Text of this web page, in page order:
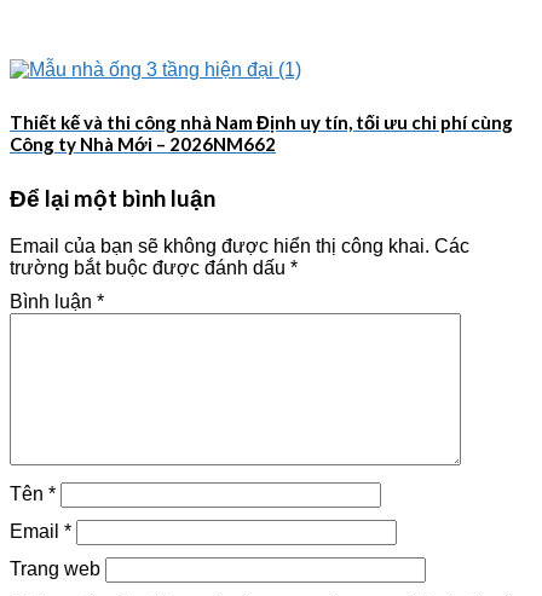
Thiết kế và thi công nhà Nam Định uy tín, tối ưu chi phí cùng
Công ty Nhà Mới – 2026NM662
Để lại một bình luận
Email của bạn sẽ không được hiển thị công khai. Các
trường bắt buộc được đánh dấu *
Bình luận *
Tên *
Email *
Trang web